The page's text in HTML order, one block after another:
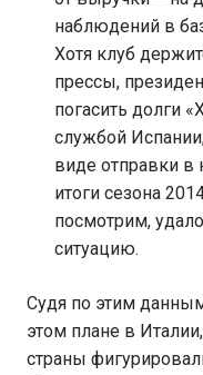
наблюдений в
Хотя клуб
прессы,
погасить долги
службой
виде отправки
итоги сезона
посмотрим,
ситуацию.
Судя по этим
этом плане в
страны